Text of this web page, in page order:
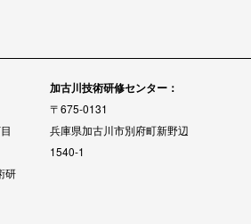
研
加古川技術研修センター：
〒675-0131
兵庫県加古川市別府町新野辺
1540-1